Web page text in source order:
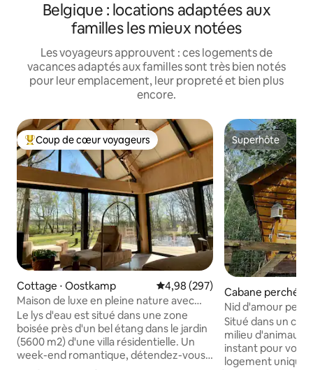
Belgique : locations adaptées aux
familles les mieux notées
Les voyageurs approuvent : ces logements de
vacances adaptés aux familles sont très bien notés
pour leur emplacement, leur propreté et bien plus
encore.
Coups de cœur voyageurs les plus appréciés
Coup de cœur voyageurs
Cottage ⋅ Oostkamp Évaluation moyenne sur la
4,98 (297)
Maison de luxe en pleine nature avec
espace bien-être près d'un étang
Le lys d'eau est situé dans une zone
boisée près d'un bel étang dans le jardin
(5600 m2) d'une villa résidentielle. Un
week-end romantique, détendez-vous
Superhôte
Superhôte
Cabane perchée
Nid d'amour
Luxueux
Situé dans un
milieu
instant pour
logement unique